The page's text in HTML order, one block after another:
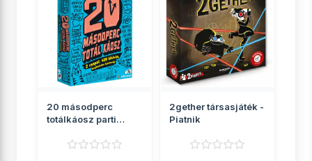
20 másodperc
totálkáosz parti
2gether társasjáték -
Piatnik